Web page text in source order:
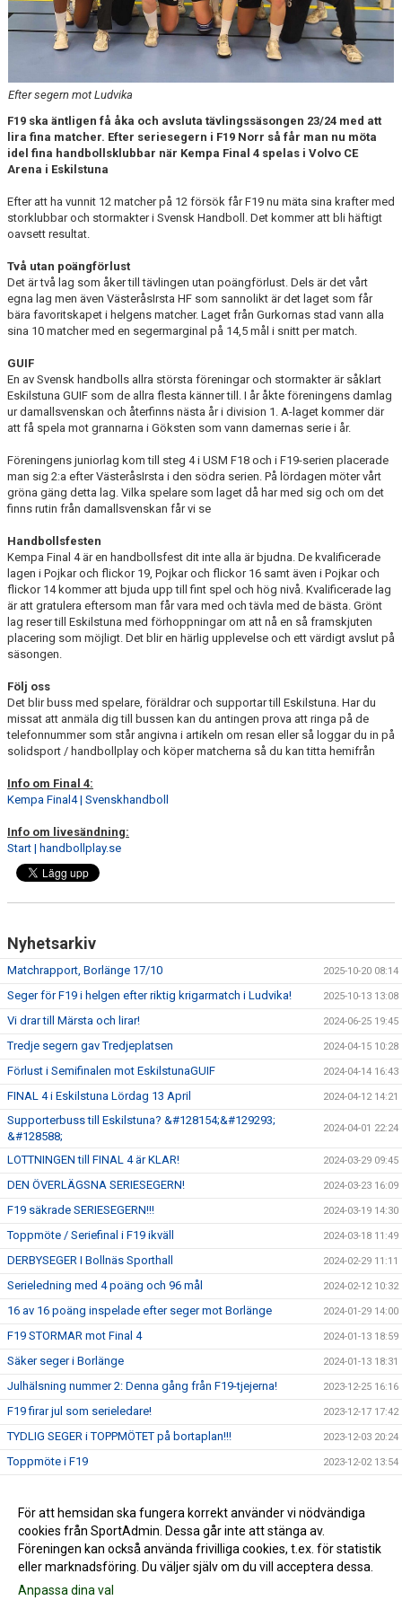
TABELL
Efter segern mot Ludvika
F19 ska äntligen få åka och avsluta tävlingssäsongen 23/24 med att
lira fina matcher. Efter seriesegern i F19 Norr så får man nu möta
idel fina handbollsklubbar när Kempa Final 4 spelas i Volvo CE
Arena i Eskilstuna
Efter att ha vunnit 12 matcher på 12 försök får F19 nu mäta sina krafter med
storklubbar och stormakter i Svensk Handboll. Det kommer att bli häftigt
oavsett resultat.
Två utan poängförlust
Det är två lag som åker till tävlingen utan poängförlust. Dels är det vårt
egna lag men även VästeråsIrsta HF som sannolikt är det laget som får
bära favoritskapet i helgens matcher. Laget från Gurkornas stad vann alla
sina 10 matcher med en segermarginal på 14,5 mål i snitt per match.
GUIF
En av Svensk handbolls allra största föreningar och stormakter är såklart
Eskilstuna GUIF som de allra flesta känner till. I år åkte föreningens damlag
ur damallsvenskan och återfinns nästa år i division 1. A-laget kommer där
att få spela mot grannarna i Göksten som vann damernas serie i år.
Föreningens juniorlag kom till steg 4 i USM F18 och i F19-serien placerade
man sig 2:a efter VästeråsIrsta i den södra serien. På lördagen möter vårt
gröna gäng detta lag. Vilka spelare som laget då har med sig och om det
finns rutin från damallsvenskan får vi se
Handbollsfesten
Kempa Final 4 är en handbollsfest dit inte alla är bjudna. De kvalificerade
lagen i Pojkar och flickor 19, Pojkar och flickor 16 samt även i Pojkar och
flickor 14 kommer att bjuda upp till fint spel och hög nivå. Kvalificerade lag
är att gratulera eftersom man får vara med och tävla med de bästa. Grönt
lag reser till Eskilstuna med förhoppningar om att nå en så framskjuten
placering som möjligt. Det blir en härlig upplevelse och ett värdigt avslut på
säsongen.
Följ oss
Det blir buss med spelare, föräldrar och supportar till Eskilstuna. Har du
missat att anmäla dig till bussen kan du antingen prova att ringa på de
telefonnummer som står angivna i artikeln om resan eller så loggar du in på
solidsport / handbollplay och köper matcherna så du kan titta hemifrån
Info om Final 4:
Kempa Final4 | Svenskhandboll
Info om livesändning:
Start | handbollplay.se
Nyhetsarkiv
Matchrapport, Borlänge 17/10 2025-10-20 08:14
Seger för F19 i helgen efter riktig krigarmatch i Ludvika! 2025-10-13 13:08
Vi drar till Märsta och lirar! 2024-06-25 19:45
Tredje segern gav Tredjeplatsen 2024-04-15 10:28
Förlust i Semifinalen mot EskilstunaGUIF 2024-04-14 16:43
FINAL 4 i Eskilstuna Lördag 13 April 2024-04-12 14:21
Supporterbuss till Eskilstuna? &#128154;&#129293;
&#128588;
2024-04-01 22:24
LOTTNINGEN till FINAL 4 är KLAR! 2024-03-29 09:45
DEN ÖVERLÄGSNA SERIESEGERN! 2024-03-23 16:09
F19 säkrade SERIESEGERN!!! 2024-03-19 14:30
Toppmöte / Seriefinal i F19 ikväll 2024-03-18 11:49
DERBYSEGER I Bollnäs Sporthall 2024-02-29 11:11
Serieledning med 4 poäng och 96 mål 2024-02-12 10:32
16 av 16 poäng inspelade efter seger mot Borlänge 2024-01-29 14:00
F19 STORMAR mot Final 4 2024-01-13 18:59
Säker seger i Borlänge 2024-01-13 18:31
Julhälsning nummer 2: Denna gång från F19-tjejerna! 2023-12-25 16:16
F19 firar jul som serieledare! 2023-12-17 17:42
TYDLIG SEGER i TOPPMÖTET på bortaplan!!! 2023-12-03 20:24
Toppmöte i F19 2023-12-02 13:54
DERBYSEGER i F19-premiär 2023-10-02 15:13
DERBYDRAG I PREMIÄR 2023-10-01 09:57
För att hemsidan ska fungera korrekt använder vi nödvändiga
cookies från SportAdmin. Dessa går inte att stänga av.
Föreningen kan också använda frivilliga cookies, t.ex. för statistik
eller marknadsföring. Du väljer själv om du vill acceptera dessa.
Anpassa dina val